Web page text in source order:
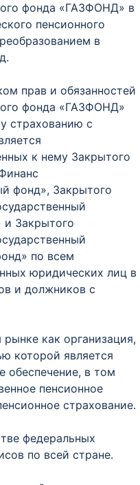
фонда «ГАЗФОНД» в
пенсионного
в
прав и обязанностей
фонда «ГАЗФОНД»
страхованию с
к нему Закрытого
фонд», Закрытого
Закрытого
по всем
юридических лиц в
и должников с
как организация,
которой является
обеспечение, в том
пенсионное
страхование.
федеральных
по всей стране.